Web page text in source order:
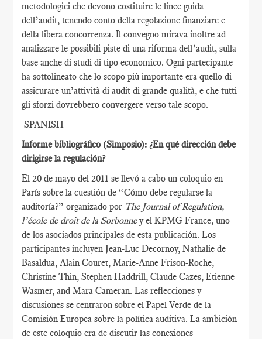
metodologici che devono costituire le linee guida
dell’audit, tenendo conto della regolazione finanziare e
della libera concorrenza. Il convegno mirava inoltre ad
analizzare le possibili piste di una riforma dell’audit, sulla
base anche di studi di tipo economico. Ogni partecipante
ha sottolineato che lo scopo più importante era quello di
assicurare un’attività di audit di grande qualità, e che tutti
gli sforzi dovrebbero convergere verso tale scopo.
SPANISH
Informe bibliográfico (Simposio): ¿En qué dirección debe
dirigirse la regulación?
El 20 de mayo del 2011 se llevó a cabo un coloquio en
París sobre la cuestión de “Cómo debe regularse la
auditoría?” organizado por The Journal of Regulation,
l’école de droit de la Sorbonney el KPMG France, uno
de los asociados principales de esta publicación. Los
participantes incluyen Jean-Luc Decornoy, Nathalie de
Basaldua, Alain Couret, Marie-Anne Frison-Roche,
Christine Thin, Stephen Haddrill, Claude Cazes, Etienne
Wasmer, and Mara Cameran. Las reflecciones y
discusiones se centraron sobre el Papel Verde de la
Comisión Europea sobre la política auditiva. La ambición
de este coloquio era de discutir las conexiones